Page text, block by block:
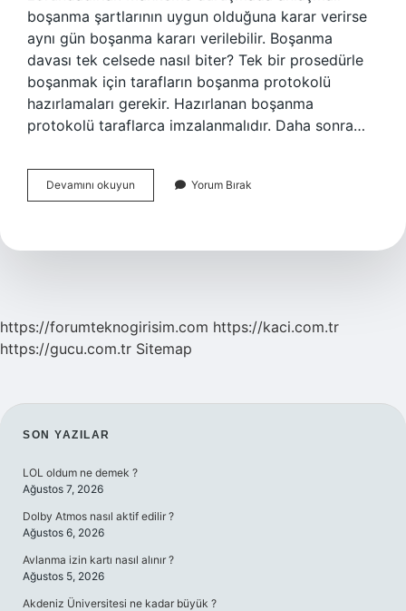
boşanma şartlarının uygun olduğuna karar verirse
aynı gün boşanma kararı verilebilir. Boşanma
davası tek celsede nasıl biter? Tek bir prosedürle
boşanmak için tarafların boşanma protokolü
hazırlamaları gerekir. Hazırlanan boşanma
protokolü taraflarca imzalanmalıdır. Daha sonra…
Devamını okuyun
Celsede
Kadar
Yorum Bırak
https://forumteknogirisim.com https://kaci.com.tr
https://gucu.com.tr Sitemap
SIDEBAR
SON YAZILAR
LOL oldum ne demek ?
Ağustos 7, 2026
Dolby Atmos nasıl aktif edilir ?
Ağustos 6, 2026
Avlanma izin kartı nasıl alınır ?
Ağustos 5, 2026
Akdeniz Üniversitesi ne kadar büyük ?